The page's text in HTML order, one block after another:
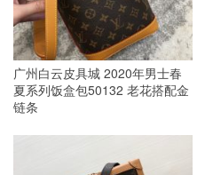
广州白云皮具城 2020年男士春
夏系列饭盒包50132 老花搭配金
链条